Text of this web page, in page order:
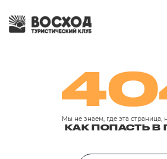
Мы не знаем, где эта страница,
КАК ПОПАСТЬ В